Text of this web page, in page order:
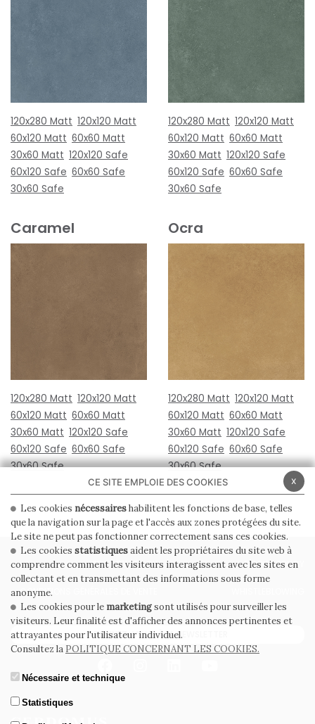
120x280 Matt 120x120 Matt
60x120 Matt 60x60 Matt
30x60 Matt 120x120 Safe
60x120 Safe 60x60 Safe
30x60 Safe
120x280 Matt 120x120 Matt
60x120 Matt 60x60 Matt
30x60 Matt 120x120 Safe
60x120 Safe 60x60 Safe
30x60 Safe
Caramel
120x280 Matt 120x120 Matt
60x120 Matt 60x60 Matt
30x60 Matt 120x120 Safe
60x120 Safe 60x60 Safe
30x60 Safe
Ocra
120x280 Matt 120x120 Matt
60x120 Matt 60x60 Matt
30x60 Matt 120x120 Safe
60x120 Safe 60x60 Safe
30x60 Safe
PRIVACY POLICY COOKIE POLICY
CONDITIONS GÉNÉRALES DE VENTE
ABONNEZ-VOUS À LA NEWSLETTER
x
CE SITE EMPLOIE DES COOKIES
Les cookies nécessaireshabilitent les fonctions de base, telles
que la navigation sur la page et l'accès aux zones protégées du site.
Le site ne peut pas fonctionner correctement sans ces cookies.
Les cookies statistiquesaident les propriétaires du site web à
comprendre comment les visiteurs interagissent avec les sites en
collectant et en transmettant des informations sous forme
anonyme.
Les cookies pour le marketingsont utilisés pour surveiller les
visiteurs. Leur finalité est d'afficher des annonces pertinentes et
attrayantes pour l'utilisateur individuel.
Consultez la POLITIQUE CONCERNANT LES COOKIES.
Nécessaire et technique
Statistiques